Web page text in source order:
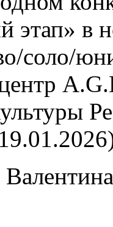
этап» в
соло/